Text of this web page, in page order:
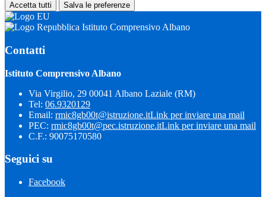
Accetta tutti Salva le preferenze
Istituto Comprensivo Albano
Contatti
Istituto Comprensivo Albano
Via Virgilio, 29 00041 Albano Laziale (RM)
Tel: 06.9320129
Email: rmic8gb00t@istruzione.itLink per inviare una mail
PEC: rmic8gb00t@pec.istruzione.itLink per inviare una mail
C.F.: 90075170580
Seguici su
Facebook